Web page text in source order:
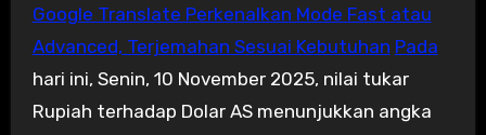
Google Translate Perkenalkan Mode Fast atau
Advanced, Terjemahan Sesuai Kebutuhan Pada
hari ini, Senin, 10 November 2025, nilai tukar
Rupiah terhadap Dolar AS menunjukkan angka